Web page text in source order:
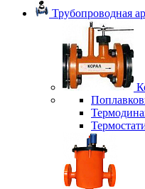
Трубопроводная